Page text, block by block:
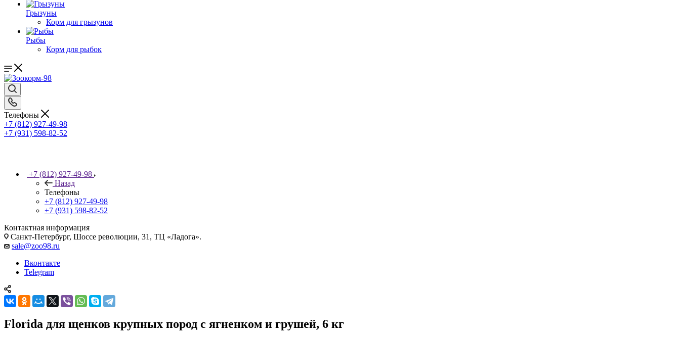
Грызуны
Корм для грызунов
Рыбы
Корм для рыбок
Телефоны
+7 (812) 927-49-98
+7 (931) 598-82-52
+7 (812) 927-49-98
Назад
Телефоны
+7 (812) 927-49-98
+7 (931) 598-82-52
Контактная информация
Санкт-Петербург, Шоссе революции, 31, ТЦ «Ладога».
sale@zoo98.ru
Вконтакте
Telegram
Florida для щенков крупных пород с ягненком и грушей, 6 кг